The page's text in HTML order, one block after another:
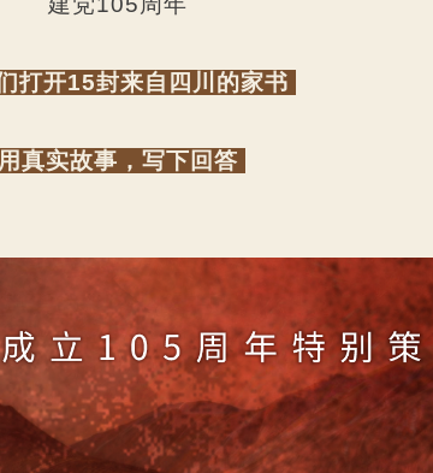
打开15封来自四川的家书
真实故事，写下回答